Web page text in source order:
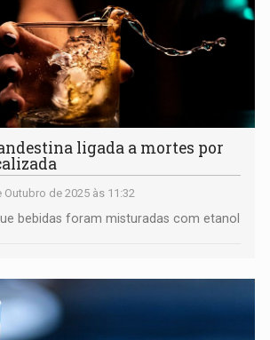
ligada a mortes por
Outubro de 2025 às 11:32
bebidas foram misturadas com etanol